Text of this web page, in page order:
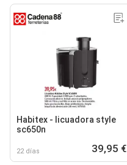
Habitex - licuadora style
sc650n
22 días 39,95 €